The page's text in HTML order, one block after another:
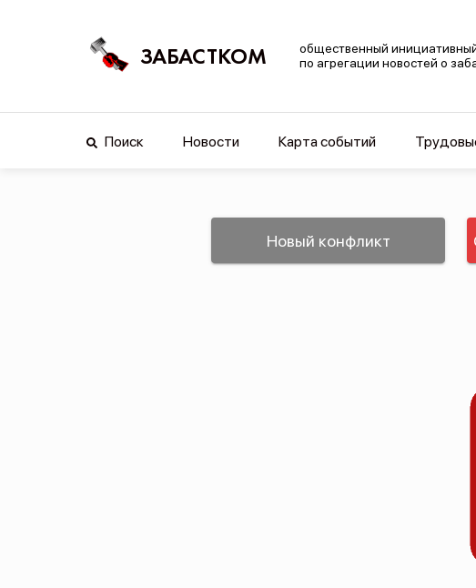
ЗАБАСТКОМ
общественный
по агрегации новостей о
Поиск Новости Карта событий
Новый конфликт